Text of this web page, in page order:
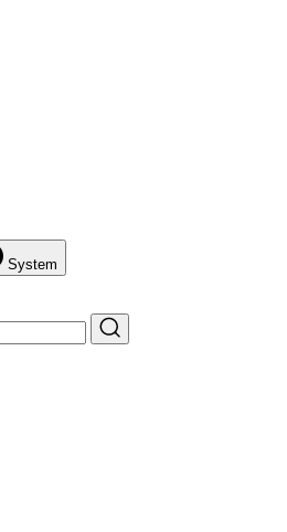
System